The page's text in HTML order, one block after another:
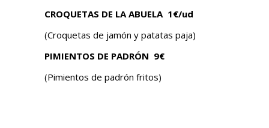
CROQUETAS DE LA ABUELA 1€/ud
(Croquetas de jamón y patatas paja)
PIMIENTOS DE PADRÓN 9€
(Pimientos de padrón fritos)